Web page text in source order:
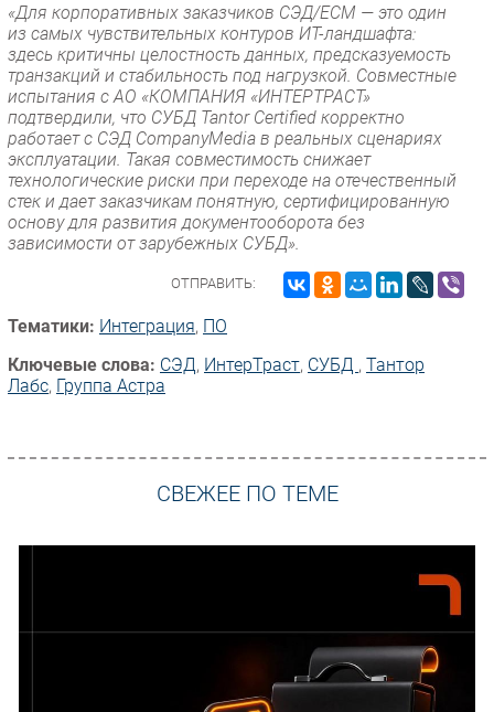
«Для корпоративных заказчиков СЭД/ECM — это один
из самых чувствительных контуров ИТ-ландшафта:
здесь критичны целостность данных, предсказуемость
транзакций и стабильность под нагрузкой. Совместные
испытания с АО «КОМПАНИЯ «ИНТЕРТРАСТ»
подтвердили, что СУБД Tantor Certified корректно
работает с СЭД CompanyMedia в реальных сценариях
эксплуатации. Такая совместимость снижает
технологические риски при переходе на отечественный
стек и дает заказчикам понятную, сертифицированную
основу для развития документооборота без
зависимости от зарубежных СУБД».
ОТПРАВИТЬ:
Тематики: Интеграция, ПО
Ключевые слова: СЭД, ИнтерТраст, СУБД , Тантор
Лабс, Группа Астра
СВЕЖЕЕ ПО ТЕМЕ